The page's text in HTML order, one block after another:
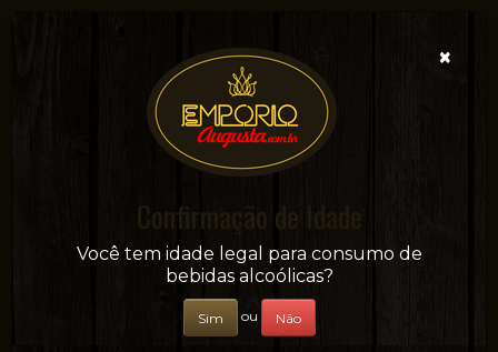
Sua conveniência e adega on-line!
×
Confirmação de Idade
Você tem idade legal para consumo de
bebidas alcoólicas?
Sim ou Não